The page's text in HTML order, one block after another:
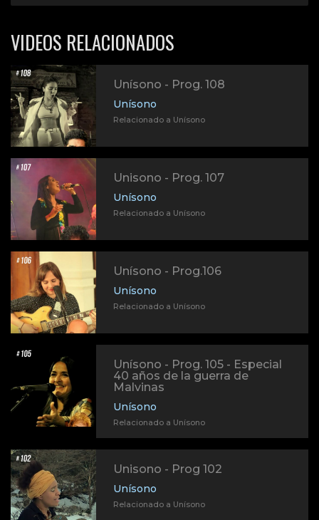
VIDEOS RELACIONADOS
Unísono - Prog. 108
Unísono
Relacionado a Unísono
Unisono - Prog. 107
Unísono
Relacionado a Unísono
Unísono - Prog.106
Unísono
Relacionado a Unísono
Unísono - Prog. 105 - Especial
40 años de la guerra de
Malvinas
Unísono
Relacionado a Unísono
Unisono - Prog 102
Unísono
Relacionado a Unísono